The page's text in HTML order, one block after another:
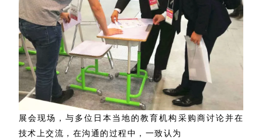
展会现场，与多位日本当地的教育机构采购商讨论并在
技术上交流，在沟通的过程中，一致认为